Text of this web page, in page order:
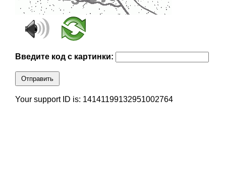
Введите код с картинки:
Отправить
Your support ID is: 14141199132951002764